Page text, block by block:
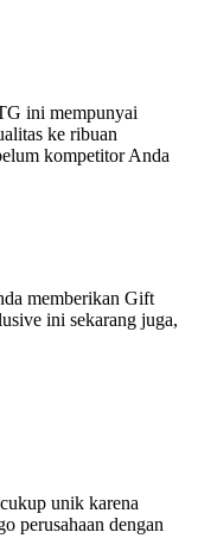
ini mempunyai
ke ribuan
kompetitor Anda
memberikan Gift
ini sekarang juga,
unik karena
perusahaan dengan